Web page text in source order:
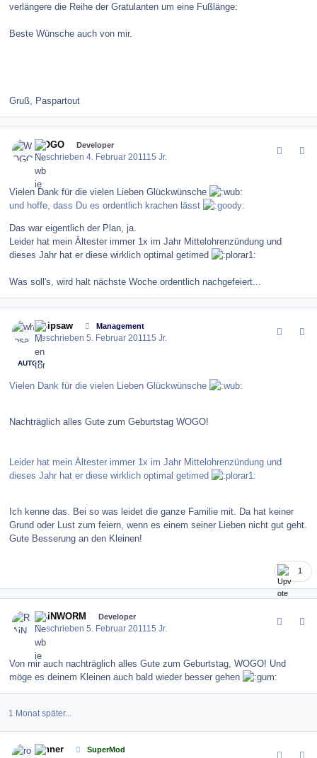
verlängere die Reihe der Gratulanten um eine Fußlänge:
Beste Wünsche auch von mir.
Gruß, Paspartout
WOGO Developer
Geschrieben4. Februar 2011 15 Jr.
Vielen Dank für die vielen Lieben Glückwünsche
und hoffe, dass Du es ordentlich krachen lässt
Das war eigentlich der Plan, ja.
Leider hat mein Ältester immer 1x im Jahr Mittelohrenzündung und
dieses Jahr hat er diese wirklich optimal getimed
Was soll's, wird halt nächste Woche ordentlich nachgefeiert...
whipsaw Management
Geschrieben5. Februar 2011 15 Jr.
AUTOR
Vielen Dank für die vielen Lieben Glückwünsche
Nachträglich alles Gute zum Geburtstag WOGO!
Leider hat mein Ältester immer 1x im Jahr Mittelohrenzündung und
dieses Jahr hat er diese wirklich optimal getimed
Ich kenne das. Bei so was leidet die ganze Familie mit. Da hat keiner
Grund oder Lust zum feiern, wenn es einem seiner Lieben nicht gut geht.
Gute Besserung an den Kleinen!
1
RAiNWORM Developer
Geschrieben5. Februar 2011 15 Jr.
Von mir auch nachträglich alles Gute zum Geburtstag, WOGO! Und
möge es deinem Kleinen auch bald wieder besser gehen
1 Monat später...
ronner SuperMod